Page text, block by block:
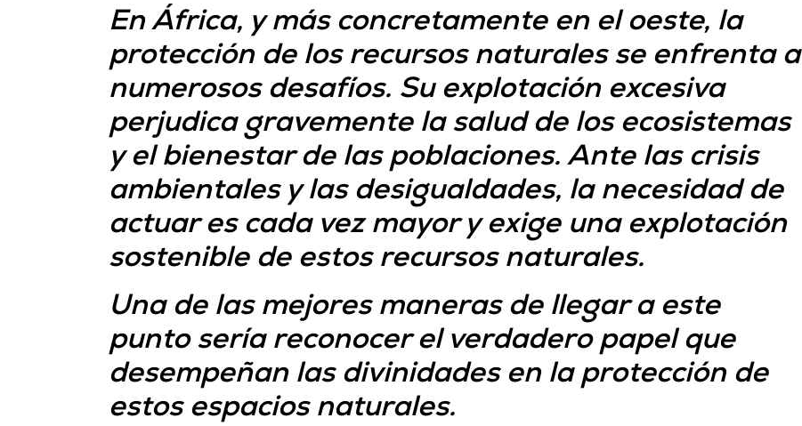
En África, y más concretamente en el oeste, la
protección de los recursos naturales se enfrenta a
numerosos desafíos. Su explotación excesiva
perjudica gravemente la salud de los ecosistemas
y el bienestar de las poblaciones. Ante las crisis
ambientales y las desigualdades, la necesidad de
actuar es cada vez mayor y exige una explotación
sostenible de estos recursos naturales.
Una de las mejores maneras de llegar a este
punto sería reconocer el verdadero papel que
desempeñan las divinidades en la protección de
estos espacios naturales.